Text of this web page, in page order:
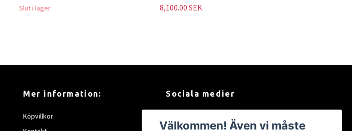
Slut i lager
8,100.00 SEK
Mer information:
Köpvillkor
Sociala medier
Välkommen! Även vi måste